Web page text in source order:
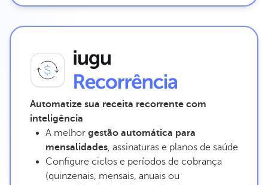
Automatize sua receita recorrente com
inteligência
A melhor gestão automática para
mensalidades, assinaturas e planos de saúde
Configure ciclos e períodos de cobrança
(quinzenais, mensais, anuais ou